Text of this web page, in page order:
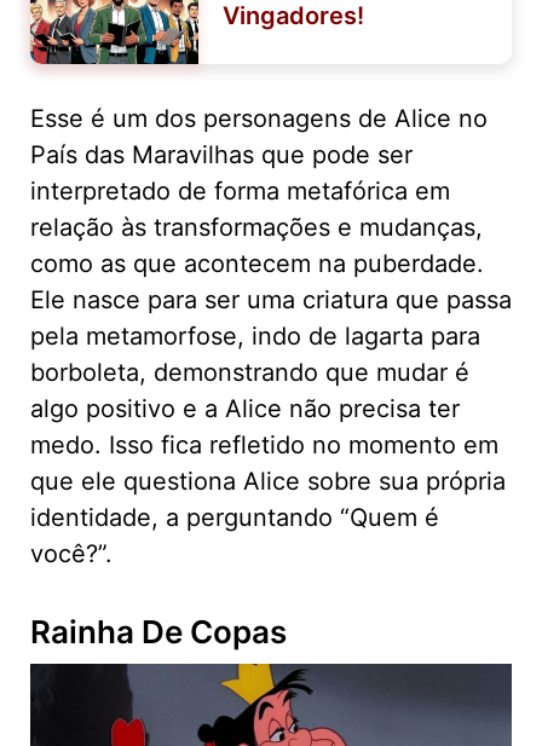
Vingadores!
Esse é um dos personagens de Alice no
País das Maravilhas que pode ser
interpretado de forma metafórica em
relação às transformações e mudanças,
como as que acontecem na puberdade.
Ele nasce para ser uma criatura que passa
pela metamorfose, indo de lagarta para
borboleta, demonstrando que mudar é
algo positivo e a Alice não precisa ter
medo. Isso fica refletido no momento em
que ele questiona Alice sobre sua própria
identidade, a perguntando “Quem é
você?”.
Rainha De Copas